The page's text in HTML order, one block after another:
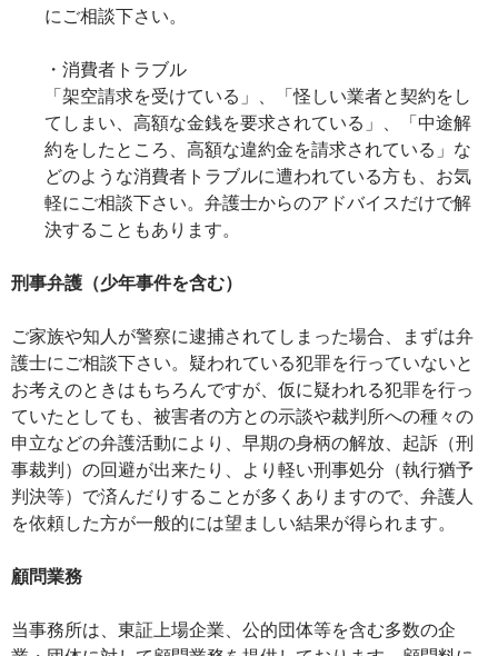
にご相談下さい。
・消費者トラブル
「架空請求を受けている」、「怪しい業者と契約をし
てしまい、高額な金銭を要求されている」、「中途解
約をしたところ、高額な違約金を請求されている」な
どのような消費者トラブルに遭われている方も、お気
軽にご相談下さい。弁護士からのアドバイスだけで解
決することもあります。
刑事弁護（少年事件を含む）
ご家族や知人が警察に逮捕されてしまった場合、まずは弁
護士にご相談下さい。疑われている犯罪を行っていないと
お考えのときはもちろんですが、仮に疑われる犯罪を行っ
ていたとしても、被害者の方との示談や裁判所への種々の
申立などの弁護活動により、早期の身柄の解放、起訴（刑
事裁判）の回避が出来たり、より軽い刑事処分（執行猶予
判決等）で済んだりすることが多くありますので、弁護人
を依頼した方が一般的には望ましい結果が得られます。
顧問業務
当事務所は、東証上場企業、公的団体等を含む多数の企